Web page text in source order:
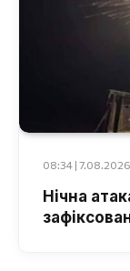
08:34 | 7.08.2026
Нічна